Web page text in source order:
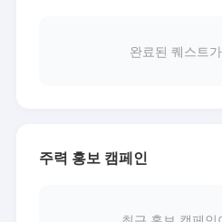
완료된 퀘스트
주력 홍보 캠페인